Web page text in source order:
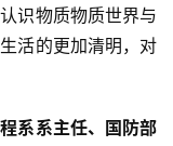
识物质物质世界与
活的更加清明，对
系系主任、国防部